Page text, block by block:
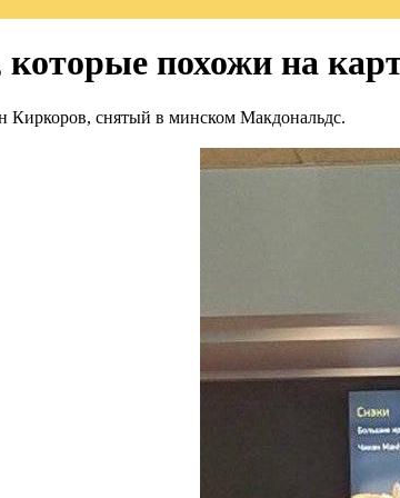
похожи на
Киркоров, снятый в минском Макдональдс.